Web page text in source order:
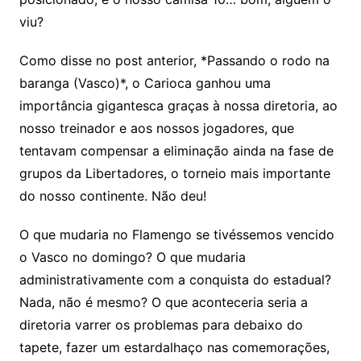
viu?
Como disse no post anterior, *Passando o rodo na
baranga (Vasco)*, o Carioca ganhou uma
importância gigantesca graças à nossa diretoria, ao
nosso treinador e aos nossos jogadores, que
tentavam compensar a eliminação ainda na fase de
grupos da Libertadores, o torneio mais importante
do nosso continente. Não deu!
O que mudaria no Flamengo se tivéssemos vencido
o Vasco no domingo? O que mudaria
administrativamente com a conquista do estadual?
Nada, não é mesmo? O que aconteceria seria a
diretoria varrer os problemas para debaixo do
tapete, fazer um estardalhaço nas comemorações,